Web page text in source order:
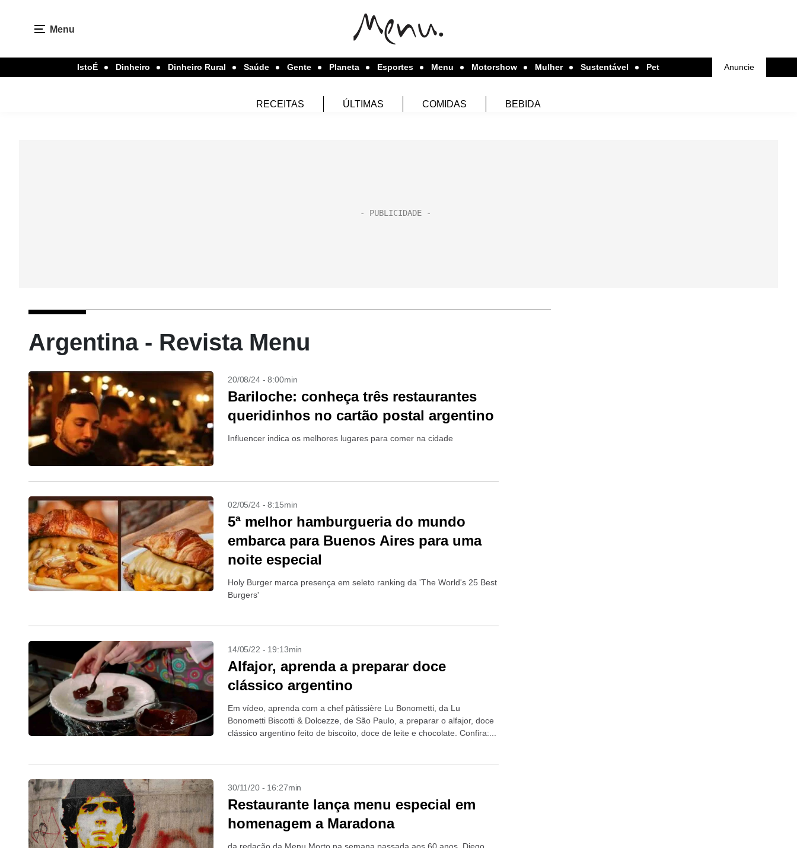
Menu
IstoÉ Dinheiro Dinheiro Rural Saúde Gente Planeta Esportes Menu Motorshow Mulher Sustentável Pet Anuncie
RECEITAS ÚLTIMAS COMIDAS BEBIDA
Argentina - Revista Menu
20/08/24 - 8:00min
Bariloche: conheça três restaurantes
queridinhos no cartão postal argentino
Influencer indica os melhores lugares para comer na cidade
02/05/24 - 8:15min
5ª melhor hamburgueria do mundo
embarca para Buenos Aires para uma
noite especial
Holy Burger marca presença em seleto ranking da 'The World's 25 Best
Burgers'
14/05/22 - 19:13min
Alfajor, aprenda a preparar doce
clássico argentino
Em vídeo, aprenda com a chef pâtissière Lu Bonometti, da Lu
Bonometti Biscotti & Dolcezze, de São Paulo, a preparar o alfajor, doce
clássico argentino feito de biscoito, doce de leite e chocolate. Confira:...
30/11/20 - 16:27min
Restaurante lança menu especial em
homenagem a Maradona